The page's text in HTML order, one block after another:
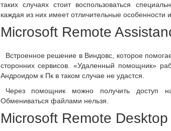
таких случаях стоит воспользоваться
каждая из них имеет отличительные особенности
Microsoft Remote
Встроенное решение в Виндовс, которое
сторонних сервисов. «Удаленный помощник»
Андроидом к Пк в таком случае не удастся.
Через помощник можно получить доступ
Обмениваться файлами нельзя.
Microsoft Remote Desktop